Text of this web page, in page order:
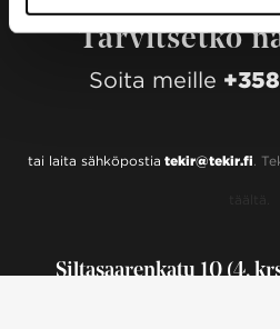
Tarvitsetko
Soita meille
tai laita sähköpostia tekir@tekir.fi.
Siltasaarenkatu 10 (4.